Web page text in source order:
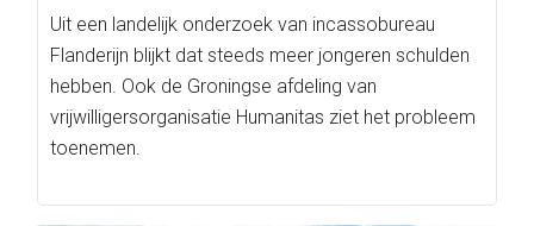
Uit een landelijk onderzoek van incassobureau
Flanderijn blijkt dat steeds meer jongeren schulden
hebben. Ook de Groningse afdeling van
vrijwilligersorganisatie Humanitas ziet het probleem
toenemen.